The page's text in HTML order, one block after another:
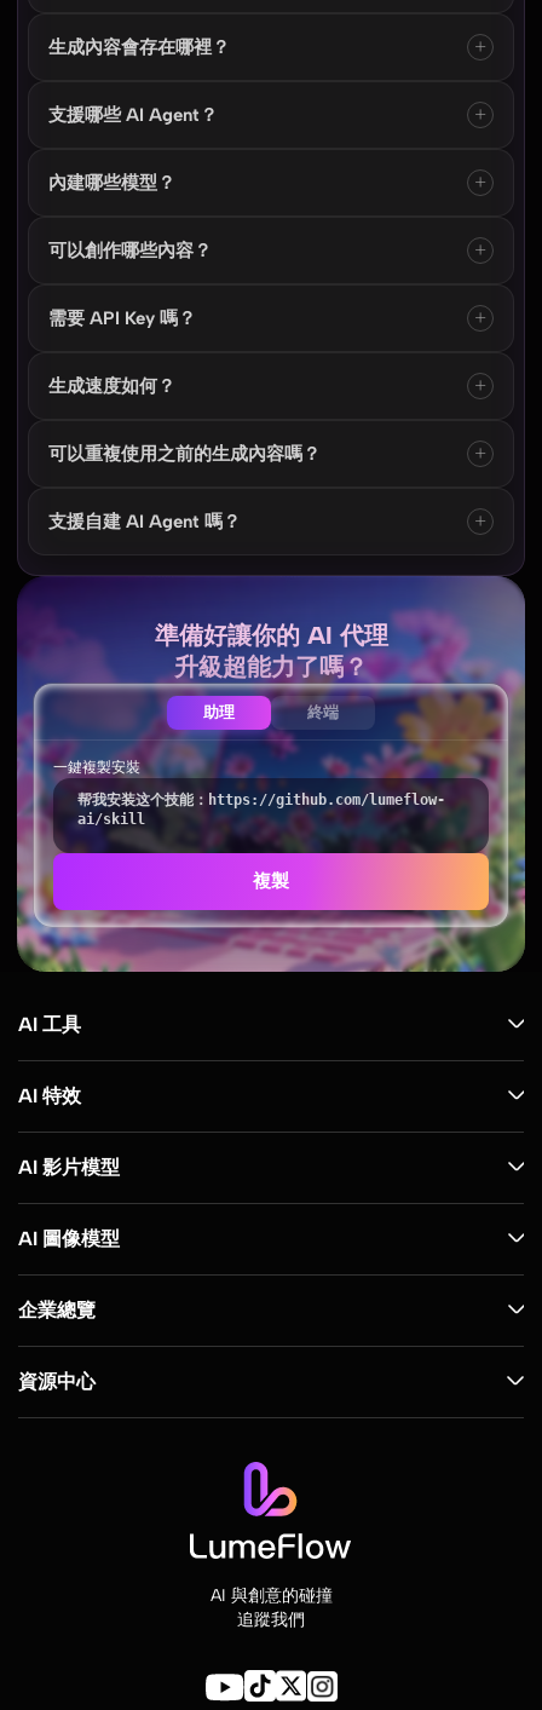
會自動分析並融合進生成內容，讓輸出更貼近你的品牌與
生成內容會存在哪裡？ +
你可以隨時下載、管理或分享，也可串接雲端工具或內容
支援哪些 AI Agent？ +
Agent、NemoClaw 及所有支援 MCP 的 AI Agent 或客戶
內建哪些模型？ +
影片與創意生成模型，幫助 AI Agent 完成不同類型任務。
可以創作哪些內容？ +
與虛擬角色，支援從 prompt、圖片或混合輸入生成。
需要 API Key 嗎？ +
用，無需管理 API 或後端設定。
生成速度如何？ +
採異步處理，生成完成後會自動回傳結果。
可以重複使用之前的生成內容嗎？ +
伸內容製作，適合多版本迭代與創作流程。
支援自建 AI Agent 嗎？ +
準備好讓你的 AI 代理
升級超能力了嗎？
助理 終端
一鍵複製安裝
帮我安装这个技能：https://github.com/lumeflow-
ai/skill
複製
AI 與創意的碰撞
追蹤我們
AI 工具
AI 特效
AI 影片模型
AI 圖像模型
企業總覽
資源中心